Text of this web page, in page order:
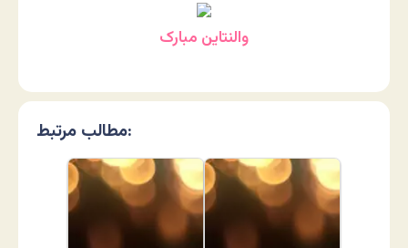
والنتاین مبارک
مطالب مرتبط: